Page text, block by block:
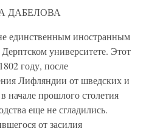
ДАБЕЛОВА
единственным иностранным
университете. Этот
году, после
Лифляндии от шведских и
начале прошлого столетия
еще не сгладились.
от засилия